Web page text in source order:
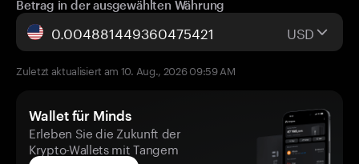
Betrag in der ausgewählten Währung
USD
Zuletzt aktualisiert am 10. Aug., 2026 09:59 AM
Wallet für Minds
Erleben Sie die Zukunft der
Krypto-Wallets mit Tangem